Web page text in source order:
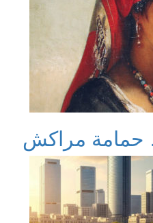
حمامة مراكش